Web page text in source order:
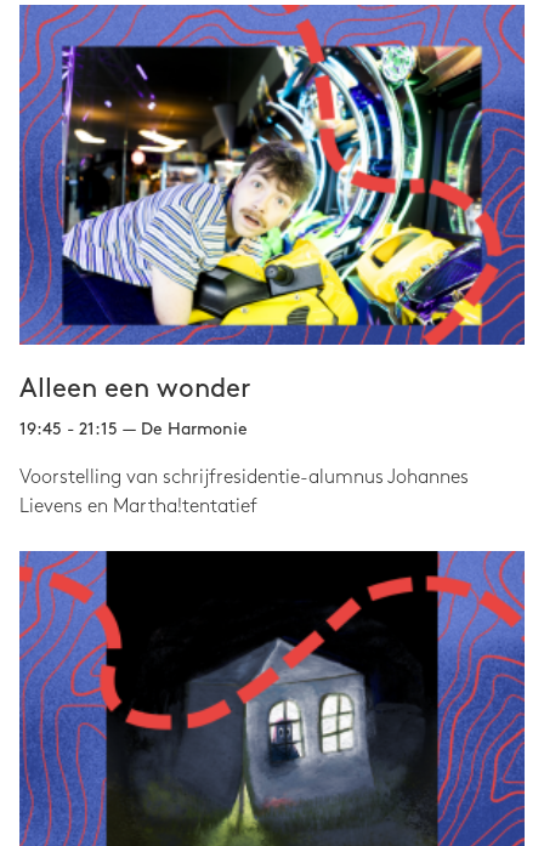
Alleen een wonder
19:45 - 21:15 — De Harmonie
Voorstelling van schrijfresidentie-alumnus Johannes
Lievens en Martha!tentatief